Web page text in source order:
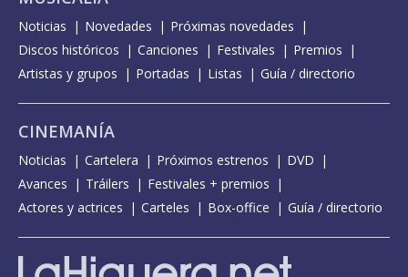
Noticias Novedades
Próximas novedades
Discos históricos
Canciones Festivales
Premios
Artistas y grupos
Portadas Listas Guía / directorio
CINEMANÍA
Noticias Cartelera Próximos estrenos
DVD
Avances
Tráilers
Festivales + premios
Actores y actrices
Carteles Box-office Guía / directorio